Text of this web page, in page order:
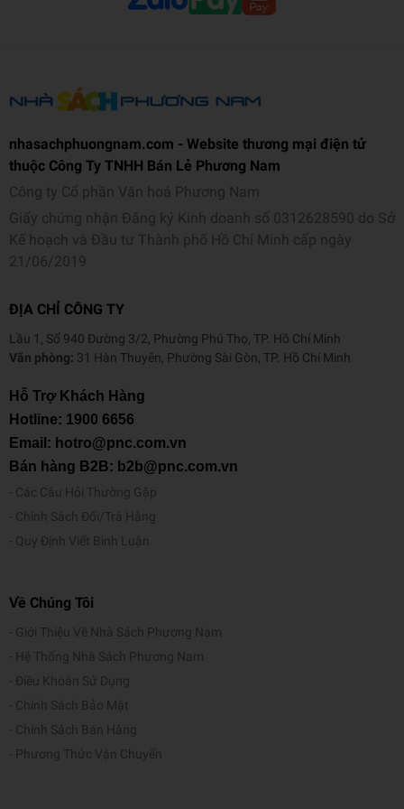
sở và trung học phổ thông bằng kỳ thi đánh giá năng lực công nhận
trò là luật sư nhân quyền và tham gia các phong trào xã hội.
tranh cử và đắc củ Tổng thống thứ 21 của Hàn Quốc.
Thông tin chi tiết
Mã sản phẩm 978632040850
Tên nhà cung cấp Phanbook
Người dịch
NXB Hội Nhà Văn
Ngôn ngữ
Trọng lượng (gr)
Kích thước (cm)
Số trang
nhasachphuongnam.com - Website thương mại điện tử
thuộc Công Ty TNHH Bán Lẻ Phương Nam
Công ty Cổ phần Văn hoá Phương Nam
Giấy chứng nhận Đăng ký Kinh doanh số 0312628590 do Sở
Kế hoạch và Đầu tư Thành phố Hồ Chí Minh cấp ngày
21/06/2019
ĐỊA CHỈ CÔNG TY
Lầu 1, Số 940 Đường 3/2, Phường Phú Thọ, TP. Hồ Chí Minh
Văn phòng: 31 Hàn Thuyên, Phường Sài Gòn, TP. Hồ Chí Minh
Hỗ Trợ Khách Hàng
Hotline: 1900 6656
Email: hotro@pnc.com.vn
Bán hàng B2B: b2b@pnc.com.vn
Các Câu Hỏi Thường Gặp
Chính Sách Đổi/Trả Hàng
Quy Định Viết Bình Luận
Về Chúng Tôi
Giới Thiệu Về Nhà Sách Phương Nam
Hệ Thống Nhà Sách Phương Nam
Điều Khoản Sử Dụng
Chính Sách Bảo Mật
Chính Sách Bán Hàng
Phương Thức Vận Chuyển